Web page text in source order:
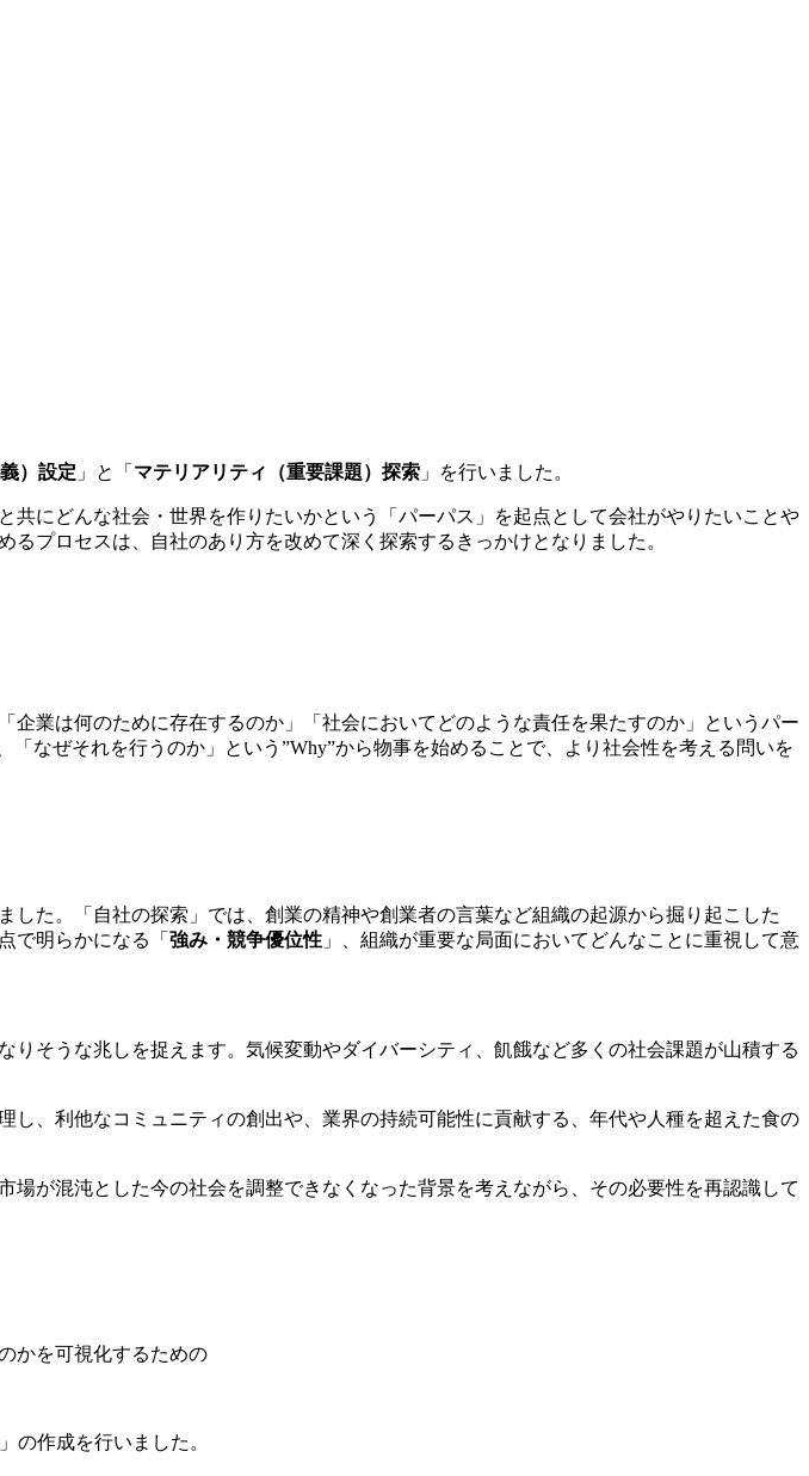
）設定 」と「 マテリアリティ（重要課題）探索 」を行いました。
にどんな社会・世界を作りたいかという「パーパス」を起点として会社がやりたいことや
るプロセスは、自社のあり方を改めて深く探索するきっかけとなりました。
業は何のために存在するのか」「社会においてどのような責任を果たすのか」というパー
なぜそれを行うのか」という”Why”から物事を始めることで、より社会性を考える問いを
した。「自社の探索」では、創業の精神や創業者の言葉など組織の起源から掘り起こした
で明らかになる「 強み・競争優位性 」、組織が重要な局面においてどんなことに重視して意
そうな兆しを捉えます。気候変動やダイバーシティ、飢餓など多くの社会課題が山積する
、利他なコミュニティの創出や、業界の持続可能性に貢献する、年代や人種を超えた食の
が混沌とした今の社会を調整できなくなった背景を考えながら、その必要性を再認識して
かを可視化するための
の作成を行いました。